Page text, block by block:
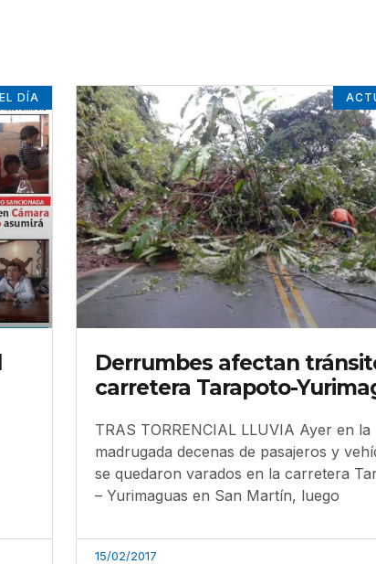
DÍA
Derrumbes afectan
carretera Tarapoto-
TRAS TORRENCIAL LLUVIA Ayer en la
madrugada decenas de pasajeros y
se quedaron varados en la carretera
– Yurimaguas en San Martín, luego
15/02/2017